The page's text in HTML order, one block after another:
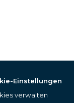
Einstellungen
verwalten